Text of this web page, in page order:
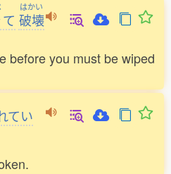
て
はかい
破壊
before you must be wiped
てい